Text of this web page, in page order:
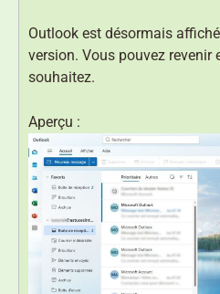
Outlook est désormais
version. Vous pouvez revenir
souhaitez.
Aperçu :